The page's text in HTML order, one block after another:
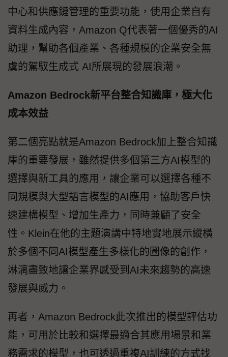
中心和供應鏈管理的重要功能，使用企業自有
資料生成內容，Amazon Q代表著一個優秀的AI
助理，幫助各個產業、各種規模的企業安全無
虞的駕馭生成式 AI所展現的發展浪潮。
Amazon Bedrock新平台整合知識庫，極大化
成本效益
第二個亮點就是Amazon Bedrock加上整合知識
庫的重要發展，雖然提供多個第三方AI模型的
選擇與新工具的應用，讓企業可以選擇各種不
同規模與大型語言模型的AI應用，協助客戶快
速建構模型、增加生產力，同時兼顧了安全
性。Klein在他的主題演講中特地實地展示縱橫
於多個不同AI模型產生多樣化的圖像的創作，
淋漓盡致地讓企業界感受到AI未來趨勢的高速
發展與威力。
再者，Amazon Bedrock此次推出的模型評估功
能，可用於比較和選擇最適合其應用場景和業
務需求的模型，也可透過重複AI訓練的方式找